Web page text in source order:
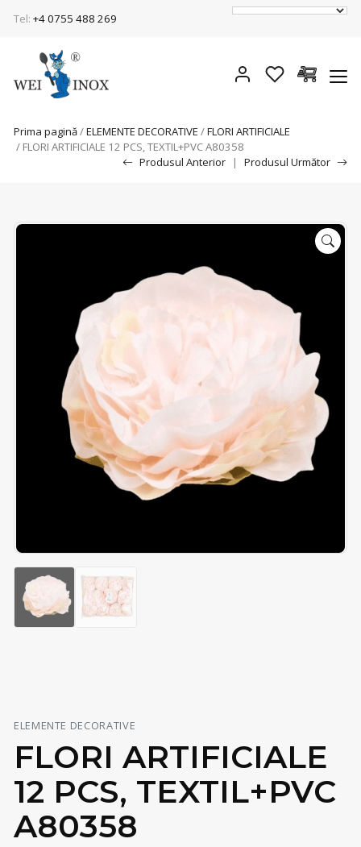
Tel: +4 0755 488 269
Prima pagină/ELEMENTE DECORATIVE /FLORI ARTIFICIALE
/ FLORI ARTIFICIALE 12 PCS, TEXTIL+PVC A80358
Produsul Anterior
| Produsul Următor
ELEMENTE DECORATIVE
FLORI ARTIFICIALE
12 PCS, TEXTIL+PVC
A80358